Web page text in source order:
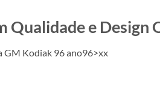
Qualidade e Design
GM Kodiak 96 ano96>xx